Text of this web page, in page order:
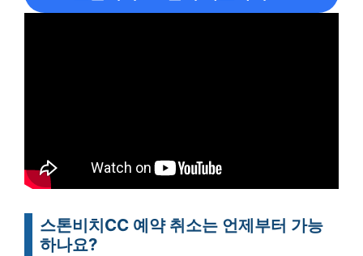
스톤비치CC 예약 취소는 언제부터 가능
하나요?